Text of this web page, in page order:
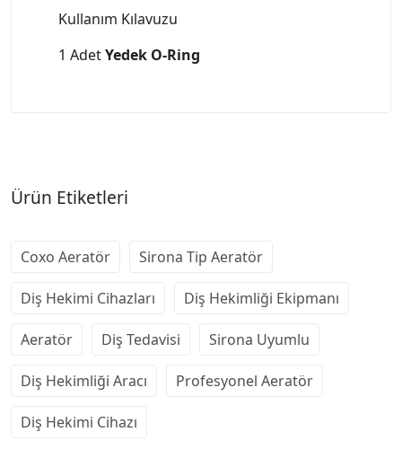
Kullanım Kılavuzu
1 AdetYedek O-Ring
Ürün Etiketleri
Coxo Aeratör Sirona Tip Aeratör
Diş Hekimi Cihazları Diş Hekimliği Ekipmanı
Aeratör Diş Tedavisi Sirona Uyumlu
Diş Hekimliği Aracı Profesyonel Aeratör
Diş Hekimi Cihazı